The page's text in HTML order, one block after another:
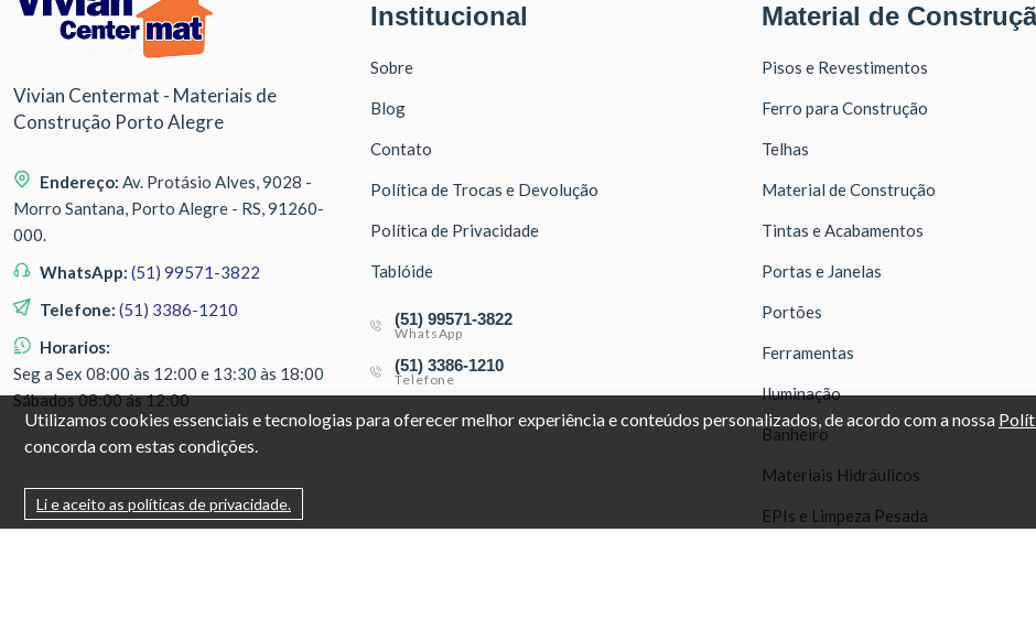
Vivian Centermat - Materiais de
Construção Porto Alegre
Endereço: Av. Protásio Alves, 9028 -
Morro Santana, Porto Alegre - RS, 91260-
000.
WhatsApp: (51) 99571-3822
Telefone: (51) 3386-1210
Horarios:
Seg a Sex 08:00 às 12:00 e 13:30 às 18:00
Sábados 08:00 ás 12:00
Institucional
Sobre
Blog
Contato
Política de Trocas e Devolução
Política de Privacidade
Tablóide
(51) 99571-3822
WhatsApp
(51) 3386-1210
Telefone
Material de
Pisos e Revestimentos
Ferro para Construção
Telhas
Material de Construção
Tintas e Acabamentos
Portas e Janelas
Portões
Ferramentas
Iluminação
Banheiro
Materiais Hidráulicos
EPIs e Limpeza Pesada
Utilizamos cookies essenciais e tecnologias para oferecer melhor experiência e conteúdos personalizados, de acordo com a nossa
concorda com estas condições.
Li e aceito as políticas de privacidade.